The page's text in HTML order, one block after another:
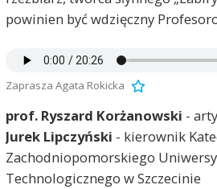
powinien być wdzięczny
Zaprasza Agata Rokicka
prof. Ryszard Korżanowski -
Jurek Lipczyński - kierownik
Zachodniopomorskiego
Technologicznego w Szczecinie